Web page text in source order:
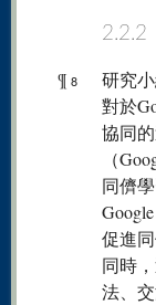
¶ 8
研究
對於
協同
（
同儕
促進
同時
法、